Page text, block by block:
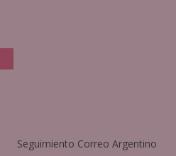
Seguimiento Correo Argentino